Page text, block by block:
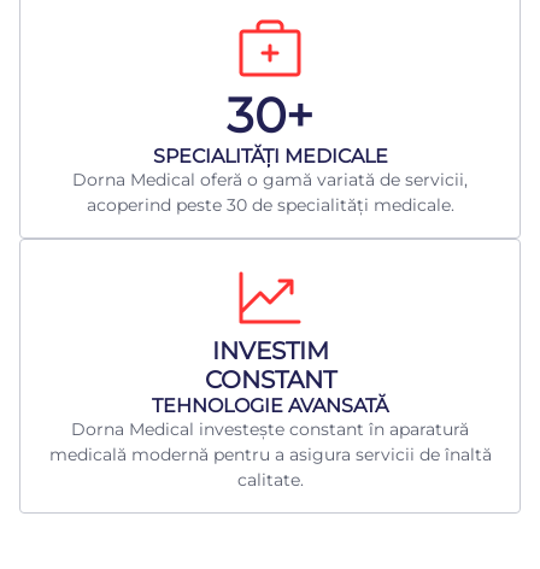
30+
​SPECIALITĂȚI MEDICALE
Dorna Medical oferă o gamă variată de servicii,
acoperind peste 30 de specialități medicale.
INVESTIM
CONSTANT
TEHNOLOGIE AVANSATĂ
Dorna Medical investește constant în aparatură
medicală modernă pentru a asigura servicii de înaltă
calitate.